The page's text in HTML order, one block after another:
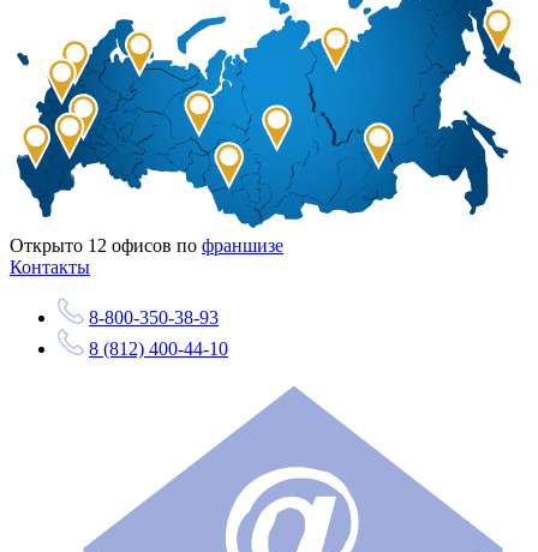
Открыто 12 офисов по франшизе
Контакты
8-800-350-38-93
8 (812) 400-44-10